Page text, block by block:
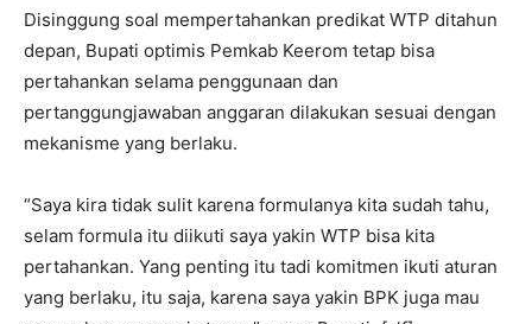
Disinggung soal mempertahankan predikat WTP ditahun
depan, Bupati optimis Pemkab Keerom tetap bisa
pertahankan selama penggunaan dan
pertanggungjawaban anggaran dilakukan sesuai dengan
mekanisme yang berlaku.
“Saya kira tidak sulit karena formulanya kita sudah tahu,
selam formula itu diikuti saya yakin WTP bisa kita
pertahankan. Yang penting itu tadi komitmen ikuti aturan
yang berlaku, itu saja, karena saya yakin BPK juga mau